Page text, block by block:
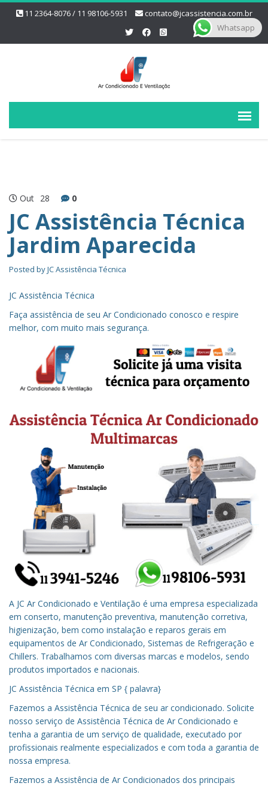
11 2364-8076 / 11 98106-5931 contato@jcassistencia.com.br
Out 28 0
JC Assistência Técnica
Jardim Aparecida
Posted byJC Assistência Técnica
JC Assistência Técnica
Faça assistência de seu Ar Condicionado conosco e respire
melhor, com muito mais segurança.
A JC Ar Condicionado e Ventilação é uma empresa especializada
em conserto, manutenção preventiva, manutenção corretiva,
higienização, bem como instalação e reparos gerais em
equipamentos de Ar Condicionado, Sistemas de Refrigeração e
Chillers. Trabalhamos com diversas marcas e modelos, sendo
produtos importados e nacionais.
JC Assistência Técnica em SP { palavra}
Fazemos a Assistência Técnica de seu ar condicionado. Solicite
nosso serviço de Assistência Técnica de Ar Condicionado e
tenha a garantia de um serviço de qualidade, executado por
profissionais realmente especializados e com toda a garantia de
nossa empresa.
Fazemos a Assistência de Ar Condicionados dos principais
Whatsapp